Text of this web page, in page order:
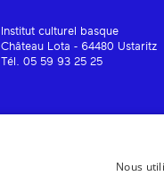
Institut culturel basque
Château Lota - 64480 Ustaritz
Tél. 05 59 93 25 25
Nous